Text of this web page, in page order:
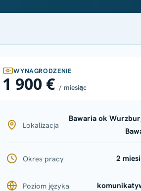
WYNAGRODZENIE
1 900 €/ miesiąc
Lokalizacja
Bawaria ok
Okres pracy 2
Poziom języka